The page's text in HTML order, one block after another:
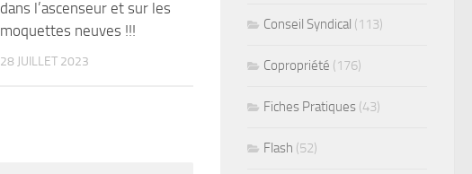
dans l’ascenseur et sur les
moquettes neuves !!!
28 JUILLET 2023
Conseil Syndical (113)
Copropriété (176)
Fiches Pratiques (43)
Flash (52)